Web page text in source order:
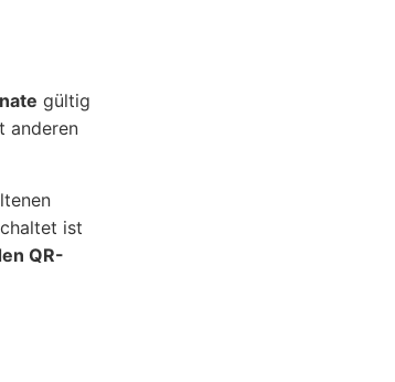
gültig
anderen
ist
QR-